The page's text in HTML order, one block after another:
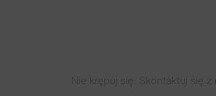
Nie krępuj się. Skontaktuj się z